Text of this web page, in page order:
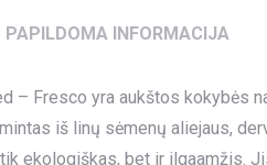
PAPILDOMA INFORMACIJA
– Fresco yra aukštos kokybės
iš linų sėmenų aliejaus,
ekologiškas, bet ir ilgaamžis.